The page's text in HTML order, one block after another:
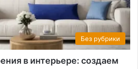
Без рубрики
в интерьере: создаем